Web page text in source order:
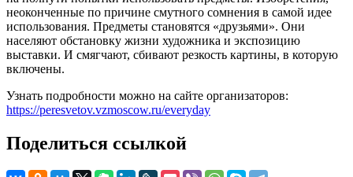
неоконченные по причине смутного сомнения в самой идее
использования. Предметы становятся «друзьями». Они
населяют обстановку жизни художника и экспозицию
выставки. И смягчают, сбивают резкость картины, в которую
включены.
Узнать подробности можно на сайте организаторов:
https://peresvetov.vzmoscow.ru/everyday
Поделиться ссылкой